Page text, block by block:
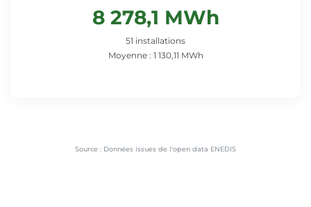
8 278,1 MWh
51 installations
Moyenne : 1 130,11 MWh
Source : Données issues de l'open data ENEDIS